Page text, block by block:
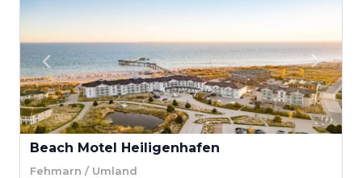
Beach Motel Heiligenhafen
Fehmarn / Umland